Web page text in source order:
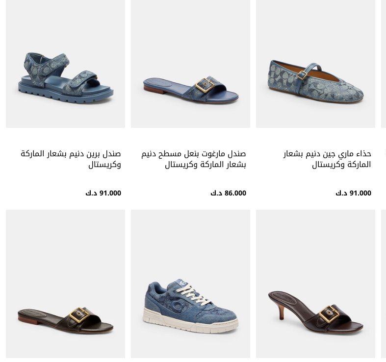
حذاء ماري جين دنيم بشعار
الماركة وكريستال
91.000 د.ك
صندل مارغوت بنعل مسطح دنيم
بشعار الماركة وكريستال
86.000 د.ك
صندل برين دنيم بشعار الماركة
وكريستال
91.000 د.ك